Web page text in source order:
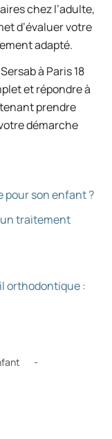
chez l’adulte,
d’évaluer votre
adapté.
à Paris 18
et répondre à
prendre
démarche
son enfant ?
traitement
orthodontique :